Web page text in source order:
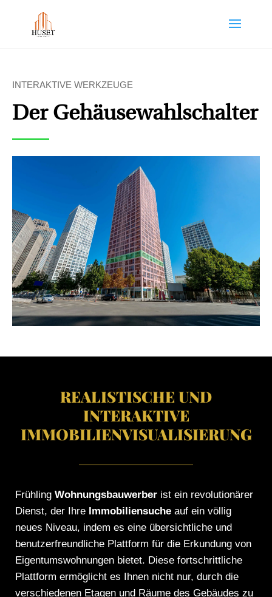
INTERAKTIVE WERKZEUGE
Der Gehäusewahlschalter
REALISTISCHE UND
INTERAKTIVE
IMMOBILIENVISUALISIERUNG
Frühling Wohnungsbauwerber ist ein revolutionärer
Dienst, der Ihre Immobiliensuche auf ein völlig
neues Niveau, indem es eine übersichtliche und
benutzerfreundliche Plattform für die Erkundung von
Eigentumswohnungen bietet. Diese fortschrittliche
Plattform ermöglicht es Ihnen nicht nur, durch die
verschiedenen Etagen und Räume des Gebäudes zu